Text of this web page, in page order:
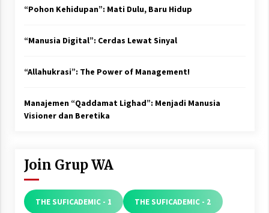
“Pohon Kehidupan”: Mati Dulu, Baru Hidup
“Manusia Digital”: Cerdas Lewat Sinyal
“Allahukrasi”: The Power of Management!
Manajemen “Qaddamat Lighad”: Menjadi Manusia
Visioner dan Beretika
Join Grup WA
THE SUFICADEMIC - 1 THE SUFICADEMIC - 2